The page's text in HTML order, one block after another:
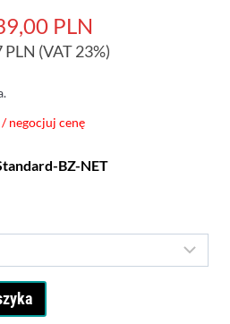
PLN
PLN (VAT 23%)
negocjuj cenę
BZ-NET